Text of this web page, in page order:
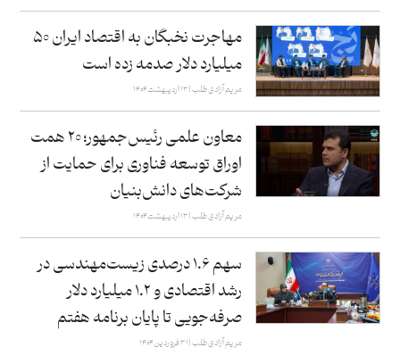
مهاجرت نخبگان به اقتصاد ایران ۵۰
میلیارد دلار صدمه زده است
مریم آزادی طلب ۱۳ اردیبهشت ۱۴۰۴
معاون علمی رئیس‌جمهور؛ ۲۰ همت
اوراق توسعه فناوری برای حمایت از
شرکت‌های دانش‌بنیان
مریم آزادی طلب ۱۳ اردیبهشت ۱۴۰۴
سهم ۱.۶ درصدی زیست‌مهندسی در
رشد اقتصادی و ۱.۲ میلیارد دلار
صرفه‌جویی تا پایان برنامه هفتم
مریم آزادی طلب ۳۱ فروردین ۱۴۰۴